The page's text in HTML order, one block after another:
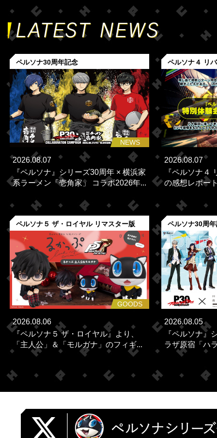
ペルソナ30周年記念
NEWS
2026.08.07
『ペルソナ』シリーズ30周年 × 横浜家
系ラーメン「壱角家」 コラボ2026年...
ペルソナ４ リ
2026.08.07
『ペルソナ４
の感想レポー
ペルソナ５ ザ・ロイヤル リマスター版
GOODS
2026.08.06
『ペルソナ５ ザ・ロイヤル』より、
「主人公」＆「モルガナ」のフィギ...
ペルソナ30周
2026.08.05
『ペルソナ』
ラザ原宿「ハ